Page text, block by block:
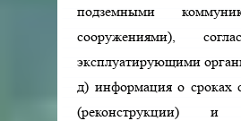
подземными
сооружениями),
эксплуатирующими
д) информация о сроках
(реконструкции)